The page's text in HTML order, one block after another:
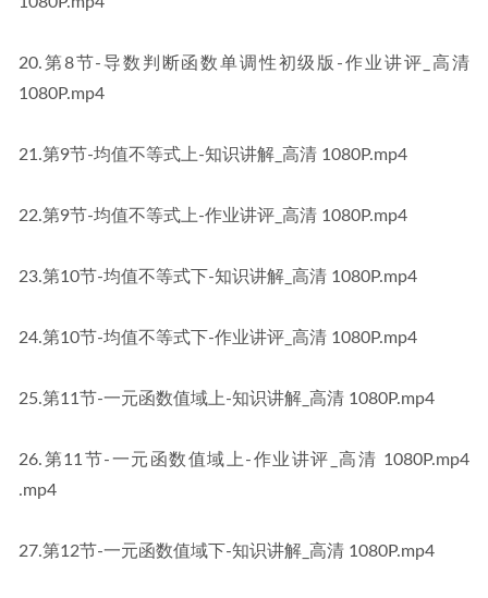
20.第8节-导数判断函数单调性初级版-作业讲评_高清
1080P​​.mp4
21.第9节-均值不等式上-知识讲解_高清 1080P​​.mp4
22.第9节-均值不等式上-作业讲评_高清 1080P​​.mp4
23.第10节-均值不等式下-知识讲解_高清 1080P​​.mp4
24.第10节-均值不等式下-作业讲评_高清 1080P​​.mp4
25.第11节-一元函数值域上-知识讲解_高清 1080P​​.mp4
26.第11节-一元函数值域上-作业讲评_高清 1080P.mp4​​
.mp4
27.第12节-一元函数值域下-知识讲解_高清 1080P​​.mp4